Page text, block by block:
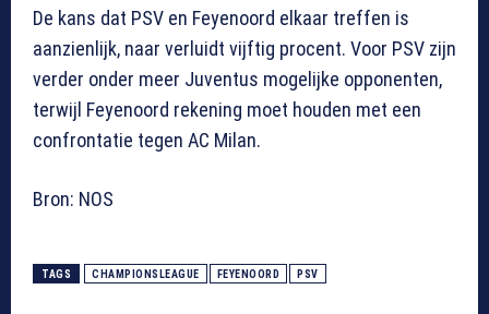
De kans dat PSV en Feyenoord elkaar treffen is
aanzienlijk, naar verluidt vijftig procent. Voor PSV zijn
verder onder meer Juventus mogelijke opponenten,
terwijl Feyenoord rekening moet houden met een
confrontatie tegen AC Milan.
Bron: NOS
TAGS CHAMPIONSLEAGUE FEYENOORD PSV